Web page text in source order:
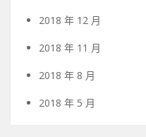
2018 年 12 月
2018 年 11 月
2018 年 8 月
2018 年 5 月